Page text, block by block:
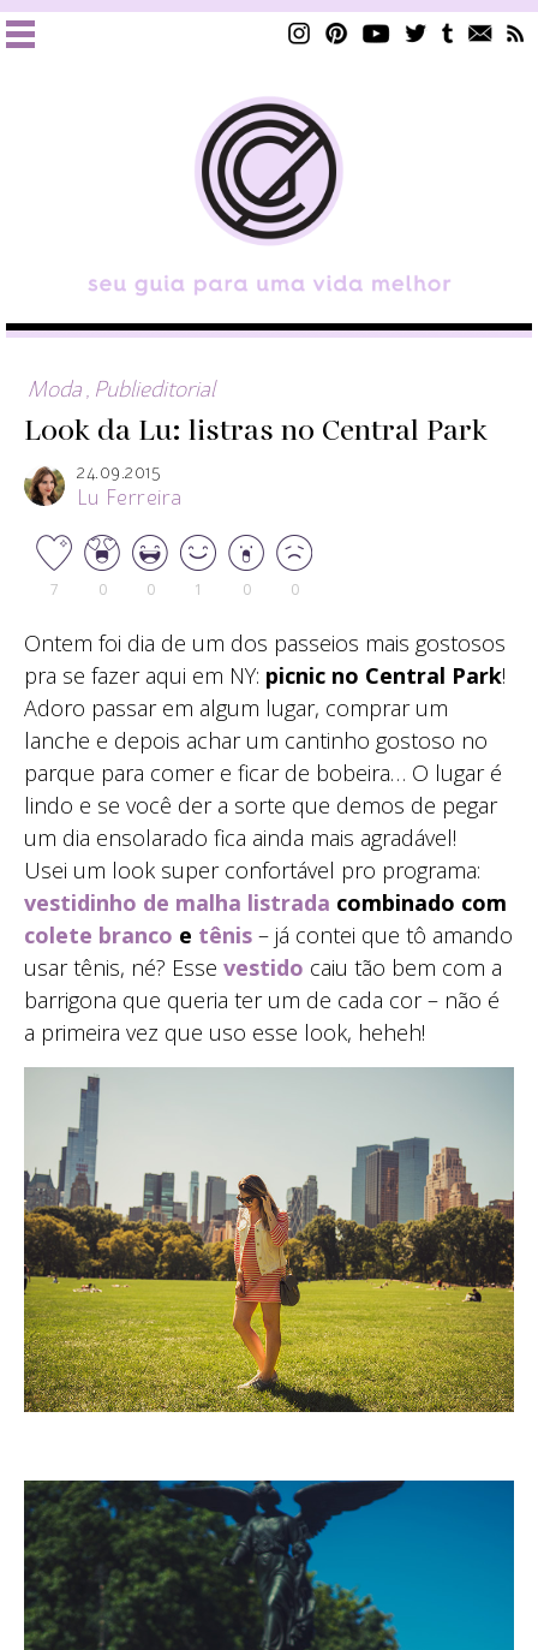
Moda Publieditorial
Look da Lu: listras no Central Park
24.09.2015
Lu Ferreira
7 0 0 1 0 0
Ontem foi dia de um dos passeios mais gostosos
pra se fazer aqui em NY: picnic no Central Park!
Adoro passar em algum lugar, comprar um
lanche e depois achar um cantinho gostoso no
parque para comer e ficar de bobeira… O lugar é
lindo e se você der a sorte que demos de pegar
um dia ensolarado fica ainda mais agradável!
Usei um look super confortável pro programa:
vestidinho de malha listrada combinado com
colete branco e tênis – já contei que tô amando
usar tênis, né? Esse vestido caiu tão bem com a
barrigona que queria ter um de cada cor – não é
a primeira vez que uso esse look, heheh!